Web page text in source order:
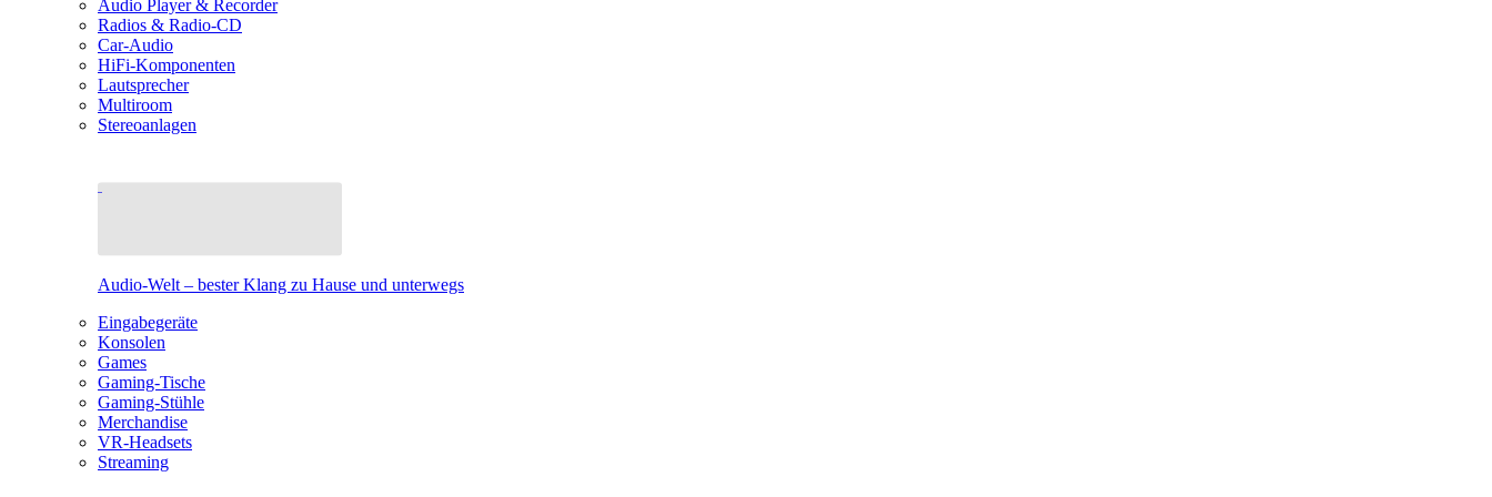
Audio Player & Recorder
Radios & Radio-CD
Car-Audio
HiFi-Komponenten
Lautsprecher
Multiroom
Stereoanlagen
Audio-Welt – bester Klang zu Hause und unterwegs
Eingabegeräte
Konsolen
Games
Gaming-Tische
Gaming-Stühle
Merchandise
VR-Headsets
Streaming